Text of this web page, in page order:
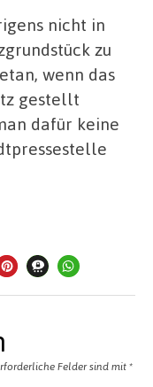
nicht in
zu
wenn das
gestellt
dafür keine
Felder sind mit*